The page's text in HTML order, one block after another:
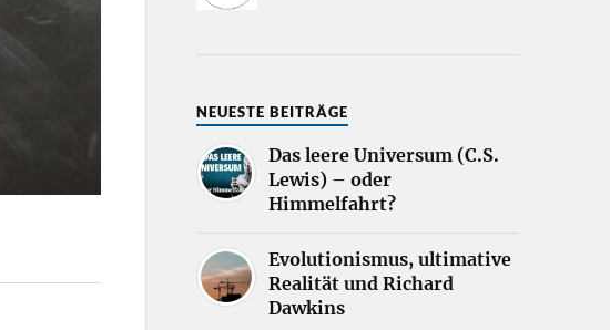
NEUESTE BEITRÄGE
Das leere Universum (C.S.
Lewis) – oder
Himmelfahrt?
Evolutionismus, ultimative
Realität und Richard
Dawkins